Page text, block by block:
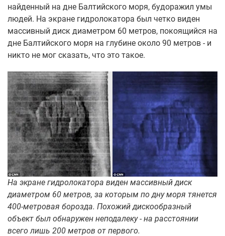
найденный на дне Балтийского моря, будоражил умы
людей. На экране гидролокатора был четко виден
массивный диск диаметром 60 метров, покоящийся на
дне Балтийского моря на глубине около 90 метров - и
никто не мог сказать, что это такое.
На экране гидролокатора виден массивный диск
диаметром 60 метров, за которым по дну моря тянется
400-метровая борозда. Похожий дискообразный
объект был обнаружен неподалеку - на расстоянии
всего лишь 200 метров от первого.